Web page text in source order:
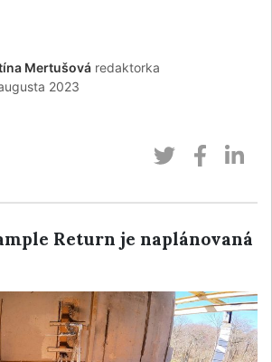
Mertušová redaktorka
2023
Return je naplánovaná